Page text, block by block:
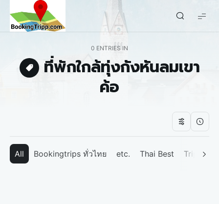
bookingtripp.com
0 ENTRIES IN
ที่พักใกล้ทุ่งกังหันลมเขา
ค้อ
All Bookingtrips ทั่วไทย etc. Thai Best Tripp